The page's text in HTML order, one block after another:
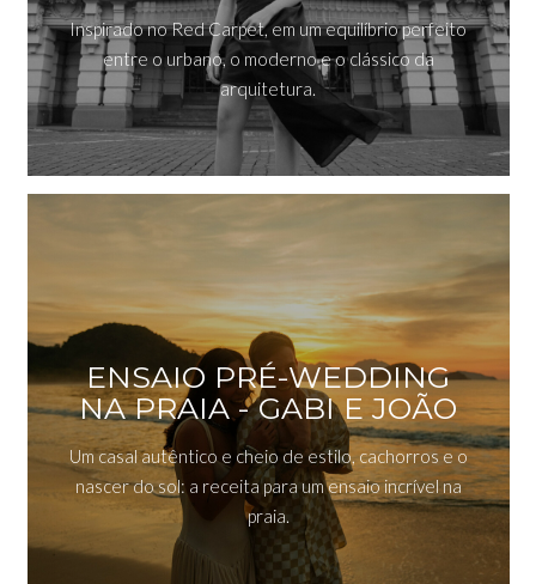
Inspirado no Red Carpet, em um equilíbrio perfeito
entre o urbano, o moderno e o clássico da
arquitetura.
ENSAIO PRÉ-WEDDING
NA PRAIA - GABI E JOÃO
Um casal autêntico e cheio de estilo, cachorros e o
nascer do sol: a receita para um ensaio incrível na
praia.